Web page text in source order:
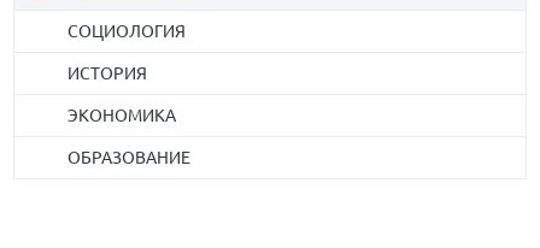
СОЦИОЛОГИЯ
ИСТОРИЯ
ЭКОНОМИКА
ОБРАЗОВАНИЕ